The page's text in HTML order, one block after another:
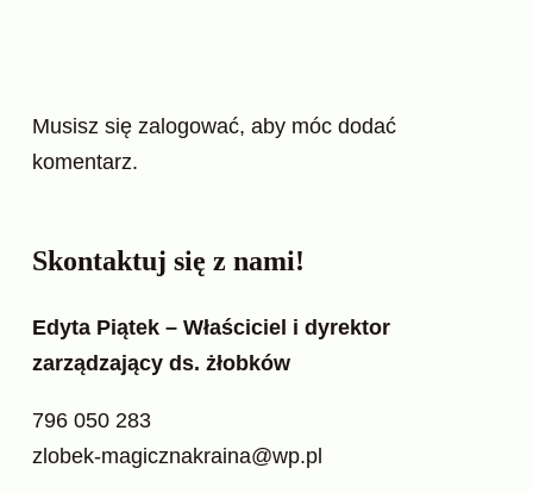
Musisz się zalogować, aby móc dodać
komentarz.
Skontaktuj się z nami!
Edyta Piątek – Właściciel i dyrektor
zarządzający ds. żłobków
796 050 283
zlobek-magicznakraina@wp.pl